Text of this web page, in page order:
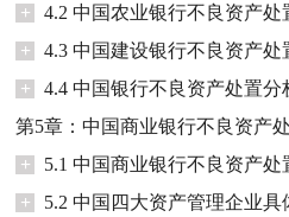
+
4.2 中国农业银行不良资产处
+
4.3 中国建设银行不良资产处
+
4.4 中国银行不良资产处置分
第5章：中国商业银行不良资产
+
5.1 中国商业银行不良资产
+
5.2 中国四大资产管理企业具